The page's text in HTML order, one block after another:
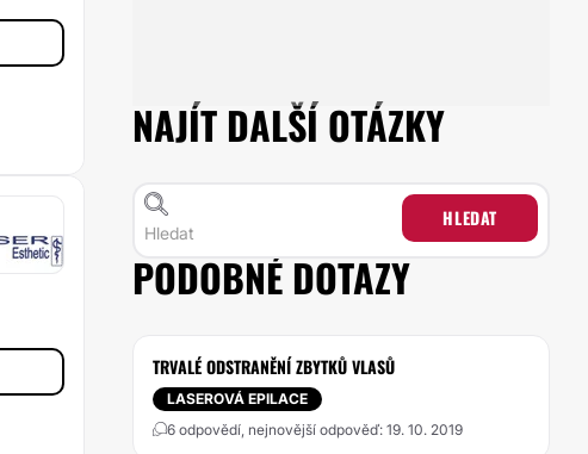
NAJÍT DALŠÍ OTÁZKY
HLEDAT
PODOBNÉ DOTAZY
TRVALÉ ODSTRANĚNÍ ZBYTKŮ VLASŮ
LASEROVÁ EPILACE
6 odpovědí, nejnovější odpověď: 19. 10. 2019